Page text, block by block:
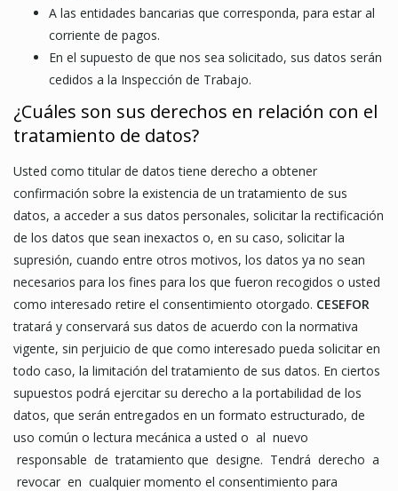
A las entidades bancarias que corresponda, para estar al
corriente de pagos.
En el supuesto de que nos sea solicitado, sus datos serán
cedidos a la Inspección de Trabajo.
¿Cuáles son sus derechos en relación con el
tratamiento de datos?
Usted como titular de datos tiene derecho a obtener
confirmación sobre la existencia de un tratamiento de sus
datos, a acceder a sus datos personales, solicitar la rectificación
de los datos que sean inexactos o, en su caso, solicitar la
supresión, cuando entre otros motivos, los datos ya no sean
necesarios para los fines para los que fueron recogidos o usted
como interesado retire el consentimiento otorgado. CESEFOR
tratará y conservará sus datos de acuerdo con la normativa
vigente, sin perjuicio de que como interesado pueda solicitar en
todo caso, la limitación del tratamiento de sus datos. En ciertos
supuestos podrá ejercitar su derecho a la portabilidad de los
datos, que serán entregados en un formato estructurado, de
uso común o lectura mecánica a usted o al nuevo
responsable de tratamiento que designe. Tendrá derecho a
revocar en cualquier momento el consentimiento para